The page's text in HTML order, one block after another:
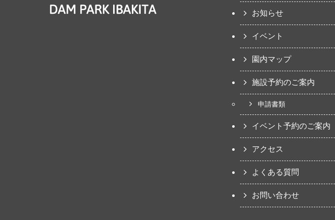
お知らせ
イベント
園内マップ
施設予約のご案内
申請書類
イベント予約のご案内
アクセス
よくある質問
お問い合わせ